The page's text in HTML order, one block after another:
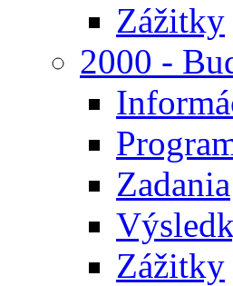
Zážitky
2000 -
Zadania
Zážitky